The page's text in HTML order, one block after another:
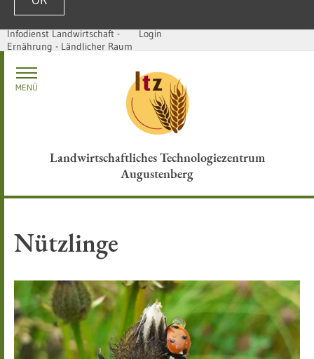
Zum Inhalt springen
Infodienst Landwirtschaft -
Ernährung - Ländlicher Raum
Login
Landwirtschaftliches Technologiezentrum
Augustenberg
MENÜ
Nützlinge